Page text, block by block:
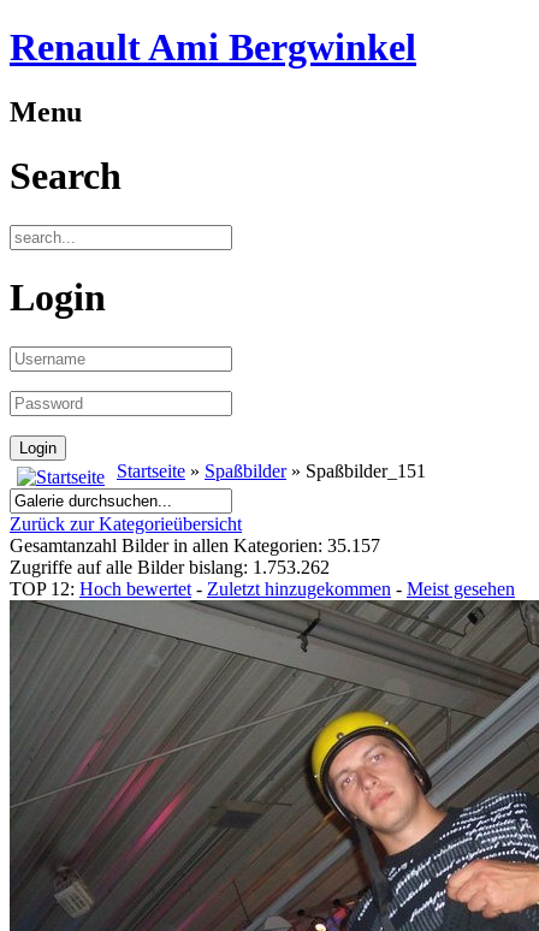
Renault Ami Bergwinkel
Menu
Search
Login
Startseite » Spaßbilder» Spaßbilder_151
Zurück zur Kategorieübersicht
Gesamtanzahl Bilder in allen Kategorien: 35.157
Zugriffe auf alle Bilder bislang: 1.753.262
TOP 12: Hoch bewertet - Zuletzt hinzugekommen - Meist gesehen